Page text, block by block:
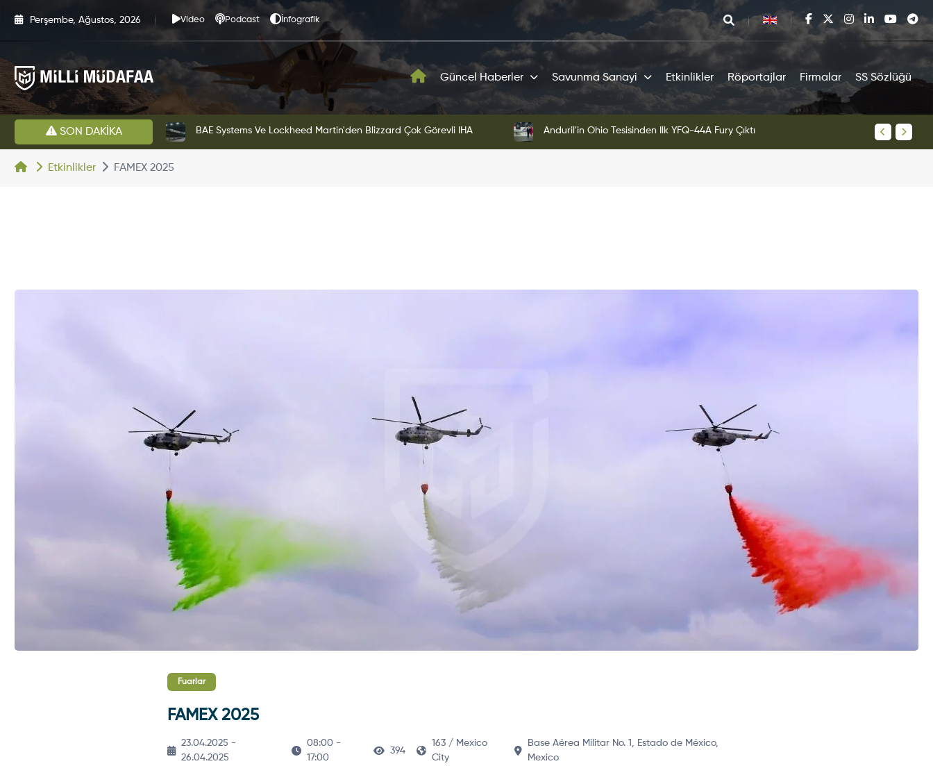
Perşembe, Ağustos, 2026 Video Podcast İnfografik
Güncel Haberler Savunma Sanayi Etkinlikler Röportajlar Firmalar SS Sözlüğü
SON DAKİKA
Başarıyla Tamamladı BAE Systems Ve Lockheed Martin'den Blizzard Çok Görevli İHA Anduril'in Ohio Tesisinden İlk YFQ-44A Fury Çıktı
Etkinlikler FAMEX 2025
Fuarlar
FAMEX 2025
23.04.2025 -
26.04.2025
08:00 -
17:00
394
163 / Mexico
City
Base Aérea Militar No. 1, Estado de México,
Mexico